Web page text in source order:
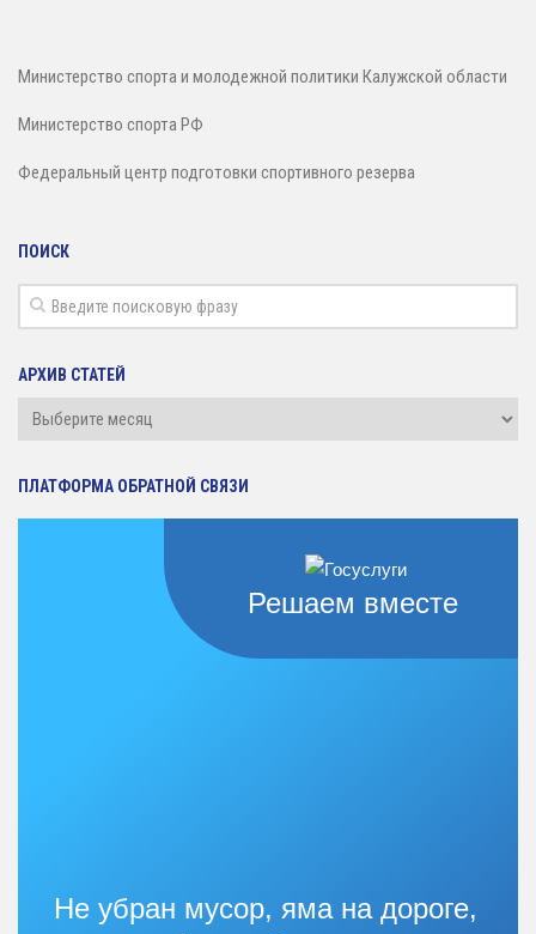
Министерство спорта и молодежной политики Калужской области
Министерство спорта РФ
Федеральный центр подготовки спортивного резерва
ПОИСК
АРХИВ СТАТЕЙ
Архив
ПЛАТФОРМА ОБРАТНОЙ СВЯЗИ
Решаем вместе
Не убран мусор, яма на дороге,